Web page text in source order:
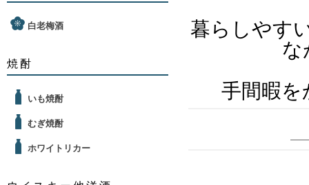
白老梅酒
焼酎
いも焼酎
むぎ焼酎
ホワイトリカー
暮らしやす
な
手間暇を